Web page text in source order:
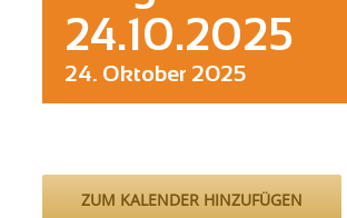
24.10.2025
24. Oktober 2025
ZUM KALENDER HINZUFÜGEN